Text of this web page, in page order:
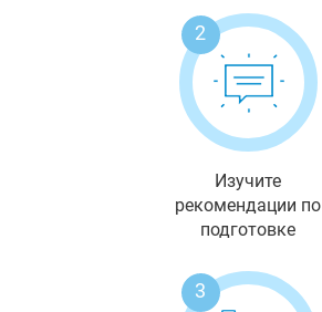
2
Изучите
рекомендации по
подготовке
3